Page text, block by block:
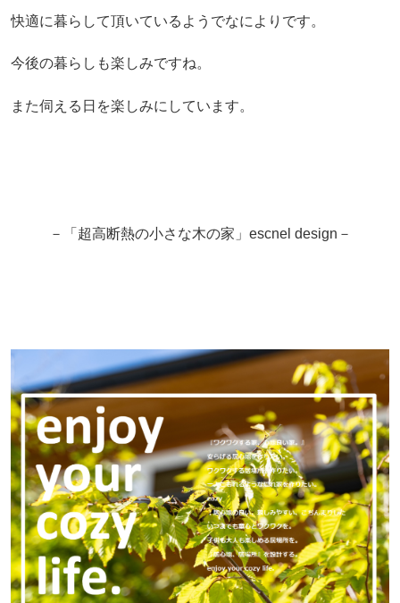
快適に暮らして頂いているようでなによりです。
今後の暮らしも楽しみですね。
また伺える日を楽しみにしています。
－「超高断熱の小さな木の家」escnel design－